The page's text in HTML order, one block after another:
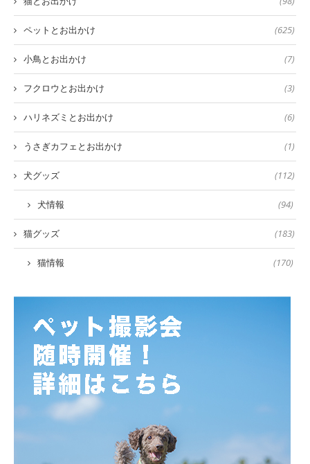
ペットとお出かけ (625)
小鳥とお出かけ (7)
フクロウとお出かけ (3)
ハリネズミとお出かけ (6)
うさぎカフェとお出かけ (1)
犬グッズ (112)
犬情報 (94)
猫グッズ (183)
猫情報 (170)